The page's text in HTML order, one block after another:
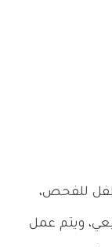
للفحص،
ويتم عمل